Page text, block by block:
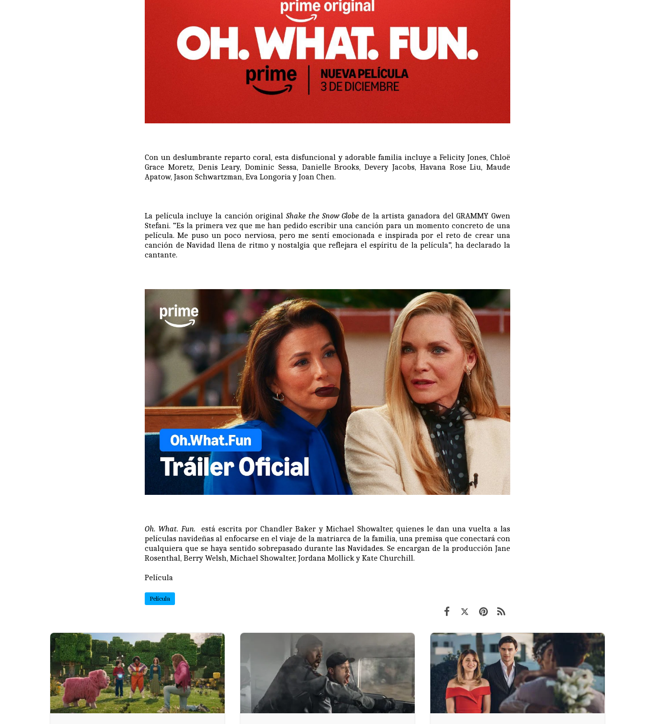
Con un deslumbrante reparto coral, esta disfuncional y adorable familia incluye a Felicity Jones,Chloë
Grace Moretz, Denis Leary,Dominic Sessa, Danielle Brooks,Devery Jacobs, Havana Rose Liu,Maude
Apatow, Jason Schwartzman, Eva Longoriay Joan Chen.
La película incluye la canción originalShake the Snow Globe de la artista ganadora del GRAMMY Gwen
Stefani. “Es la primera vez que me han pedido escribir una canción para un momento concreto de una
película. Me puso un poco nerviosa, pero me sentí emocionada e inspirada por el reto de crear una
canción de Navidad llena de ritmo y nostalgia que reflejara el espíritu de la película”, ha declarado la
cantante.
Oh. What. Fun. está escrita porChandler Baker y Michael Showalter, quienes le dan una vuelta a las
películas navideñas al enfocarse en el viaje de la matriarca de la familia, una premisa que conectará con
cualquiera que se haya sentido sobrepasado durante las Navidades. Se encargan de la producción Jane
Rosenthal, Berry Welsh, Michael Showalter, Jordana Mollicky Kate Churchill.
Película
Película